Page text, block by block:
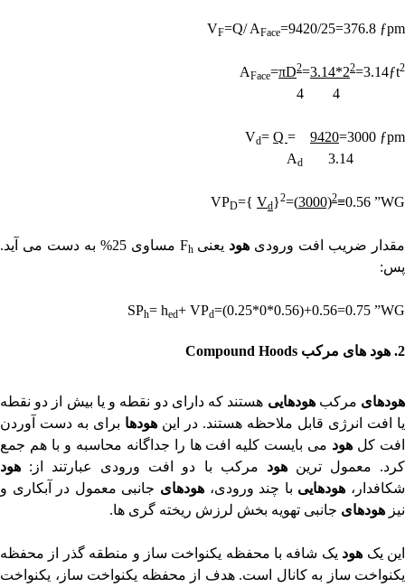
VF=Q/ AFace=9420/25=376.8 ƒpm
AFace=πD2=3.14*22=3.14ƒt2
Vd= Q = 9420=3000 ƒpm
Ad 3.14
VPD={ Vd}2=(3000)2≡0.56 ”WG
مقدار ضریب افت ورودی هود یعنی Fh
مساوی 25% به دست می آید.
پس:
SPh= hed+ VPd=(0.25*0*0.56)+0.56=0.75 ”WG
2. هود های مرکب Compound Hoods
هودهای مرکبهودهایی هستند که دارای دو نقطه و یا بیش از دو نقطه
یا افت انرژی قابل ملاحظه هستند. در این هودها برای به دست آوردن
افت کل هود می بایست کلیه افت ها را جداگانه محاسبه و با هم جمع
کرد. معمول ترینهود مرکب با دو افت ورودی عبارتند از: هود
شکافدار، هودهایی با چند ورودی، هودهای جانبی معمول در آبکاری و
نیز هودهای جانبی تهویه بخش لرزش ریخته گری ها.
این یک هود یک شافه با محفظه یکنواخت ساز و منطقه گذر از محفظه
یکنواخت ساز به کانال است. هدف از محفظه یکنواخت ساز، یکنواخت